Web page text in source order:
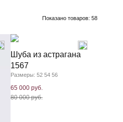
Показано товаров: 58
Шуба из астрагана
1567
Размеры: 52 54 56
65 000 руб.
80 000 руб.